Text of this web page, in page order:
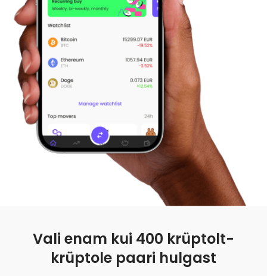
Leia oma krüptostrateegia
KriptoEarn
Teeni krüptoga preemiaid
Varakamber
Säästke krüptot oma tuleviku jaoks
Korduv ost
Regulaarselt planeeritud investeeringud (DCA)
Hinnateavitused
Reaalajas hinnavärskendused teie lemmiktokenitele
Avasta investeerimisvõimalusi
Vali enam kui 400 krüptolt-
krüptole paari hulgast